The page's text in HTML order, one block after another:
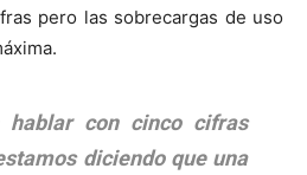
pero las sobrecargas de uso
hablar con cinco cifras
diciendo que una